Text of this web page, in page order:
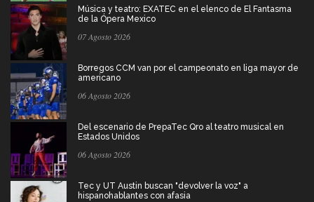
Música y teatro: EXATEC en el elenco de El Fantasma
de la Ópera Mexico
07 Agosto 2026
Borregos CCM van por el campeonato en liga mayor de
americano
06 Agosto 2026
Del escenario de PrepaTec Qro al teatro musical en
Estados Unidos
06 Agosto 2026
Tec y UT Austin buscan "devolver la voz" a
hispanohablantes con afasia